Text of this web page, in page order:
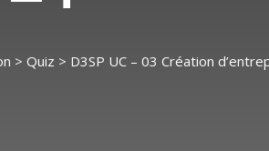
> Quiz > D3SP UC – 03 Création